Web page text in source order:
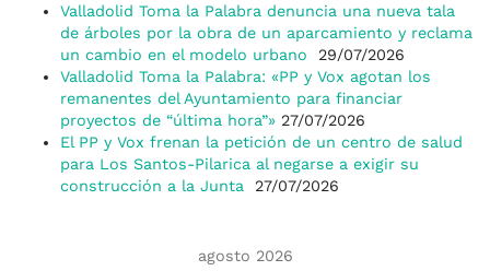
Valladolid Toma la Palabra denuncia una nueva tala
de árboles por la obra de un aparcamiento y reclama
un cambio en el modelo urbano
29/07/2026
Valladolid Toma la Palabra: «PP y Vox agotan los
remanentes del Ayuntamiento para financiar
proyectos de “última hora”» 27/07/2026
El PP y Vox frenan la petición de un centro de salud
para Los Santos-Pilarica al negarse a exigir su
construcción a la Junta
27/07/2026
agosto 2026